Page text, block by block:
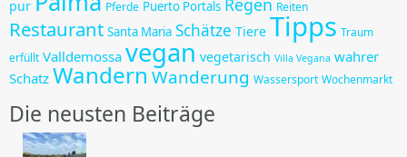
pur
Pferde Puerto Portals Reiten
Restaurant Santa Maria Schätze Tiere Tipps Traum
erfüllt Valldemossa vegan vegetarisch Villa Vegana wahrer
Schatz Wandern Wanderung Wassersport Wochenmarkt
Die neusten Beiträge